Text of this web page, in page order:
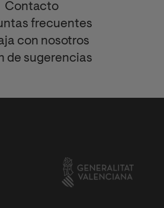
Contacto
frecuentes
con nosotros
de sugerencias